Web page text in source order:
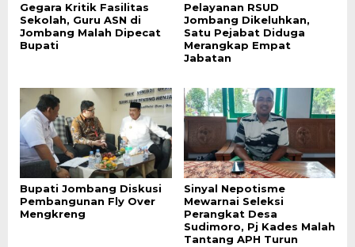
Gegara Kritik Fasilitas
Sekolah, Guru ASN di
Jombang Malah Dipecat
Bupati
Pelayanan RSUD
Jombang Dikeluhkan,
Satu Pejabat Diduga
Merangkap Empat
Jabatan
Bupati Jombang Diskusi
Pembangunan Fly Over
Mengkreng
Sinyal Nepotisme
Mewarnai Seleksi
Perangkat Desa
Sudimoro, Pj Kades Malah
Tantang APH Turun